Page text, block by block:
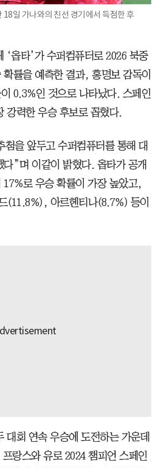
일 가나와의 친선 경기에서 득점한 후
‘옵타’가 수퍼컴퓨터로 2026 북중
률을 예측한 결과, 홍명보 감독이
0.3%인 것으로 나타났다. 스페인
강력한 우승 후보로 꼽혔다.
을 앞두고 수퍼컴퓨터를 통해 대
”며 이같이 밝혔다. 옵타가 공개
로 우승 확률이 가장 높았고,
(11.8%), 아르헨티나(8.7%) 등이
대회 연속 우승에 도전하는 가운데
랑스와 유로 2024 챔피언 스페인